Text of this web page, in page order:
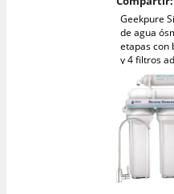
Geekpure
de agua
etapas con
y 4 filtros
75GPD